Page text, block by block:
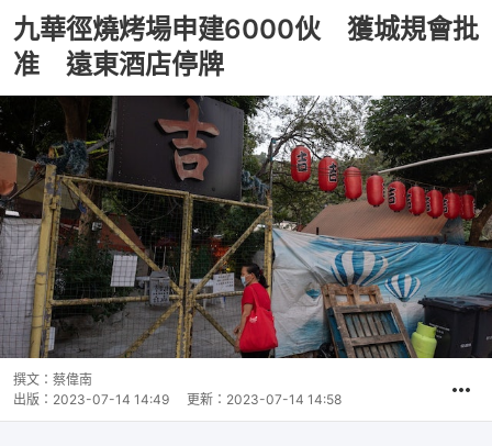
九華徑燒烤場申建6000伙 獲城規會批
准 遠東酒店停牌
撰文： 蔡偉南
出版： 2023-07-14 14:49 更新： 2023-07-14 14:58